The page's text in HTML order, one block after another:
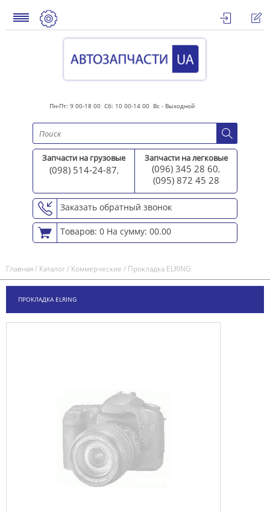
Пн-Пт: 9 00-18 00 Сб: 10 00-14 00 Вс - Выходной
Запчасти на грузовые
(098) 514-24-87,
Запчасти на легковые
(096) 345 28 60,
(095) 872 45 28
Заказать обратный звонок
Товаров: 0 На сумму: 00.00
Главная/ Каталог/ Коммерческие / Прокладка ELRING
ПРОКЛАДКА ELRING